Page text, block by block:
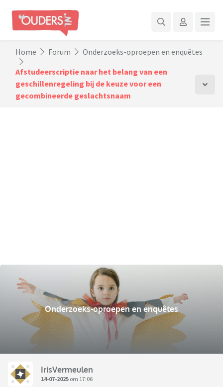
Home Forum
Onderzoeks-oproepen en enquêtes
Afstudeerscriptie naar het belang van een
geschillenregeling bij de keuze voor een
gecombineerde geslachtsnaam
Onderzoeks-oproepen en enquêtes
IrisVermeulen
14-07-2025 om 17:06